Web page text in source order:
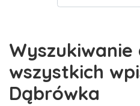
Wyszukiwanie
wszystkich
Dąbrówka